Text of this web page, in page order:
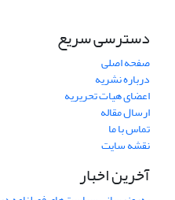
دسترسی سریع
صفحه اصلی
درباره نشریه
اعضای هیات تحریریه
ارسال مقاله
تماس با ما
نقشه سایت
آخرین اخبار